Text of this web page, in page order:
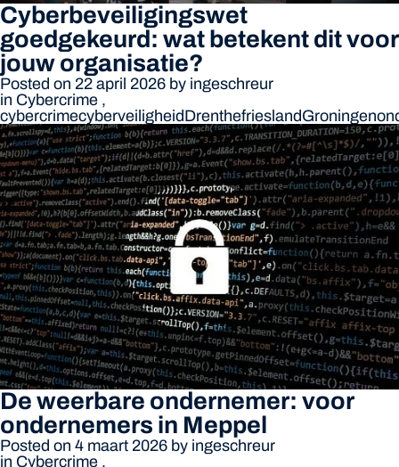
Cyberbeveiligingswet
goedgekeurd: wat betekent dit voor
jouw organisatie?
Posted on 22 april 2026 by ingeschreur
in Cybercrime ,
cybercrimecyberveiligheidDrenthefrieslandGroningen
De weerbare ondernemer: voor
ondernemers in Meppel
Posted on 4 maart 2026 by ingeschreur
in Cybercrime ,